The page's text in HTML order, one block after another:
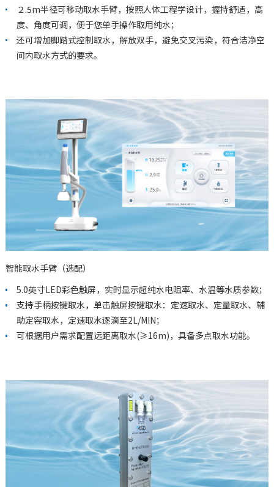
２.5m半径可移动取水手臂，按照人体工程学设计，握持舒适，高
度、角度可调，便于您单手操作取用纯水；
还可增加脚踏式控制取水，解放双手，避免交叉污染，符合洁净空
间内取水方式的要求。
智能取水手臂（选配）
5.0英寸LED彩色触屏，实时显示超纯水电阻率、水温等水质参数；
支持手柄按键取水，单击触屏按键取水：定速取水、定量取水、辅
助定容取水，定速取水逐滴至2L/MIN；
可根据用户需求配置远距离取水(≥16m)，具备多点取水功能。